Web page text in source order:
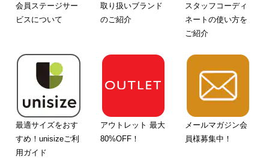
会員ステージサー
ビスについて
取り扱いブランド
のご紹介
スタッフコーディ
ネートの使い方を
ご紹介
最適サイズをおす
すめ！unisizeご利
用ガイド
アウトレット 最大
80%OFF！
メールマガジン会
員様募集中！